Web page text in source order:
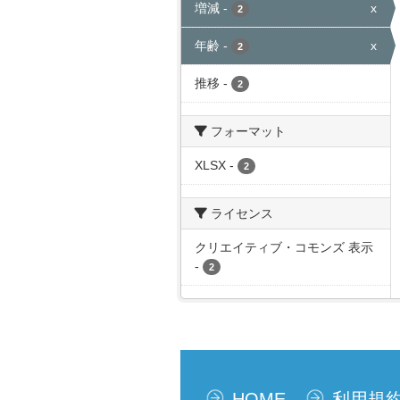
増減 - 2 x
年齢 - 2 x
推移 - 2
フォーマット
XLSX - 2
ライセンス
クリエイティブ・コモンズ 表示
-
2